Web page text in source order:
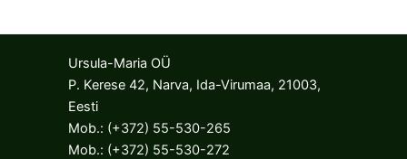
Ursula-Maria OÜ
P. Kerese 42, Narva, Ida-Virumaa, 21003,
Eesti
Mob.: (+372) 55-530-265
Mob.: (+372) 55-530-272